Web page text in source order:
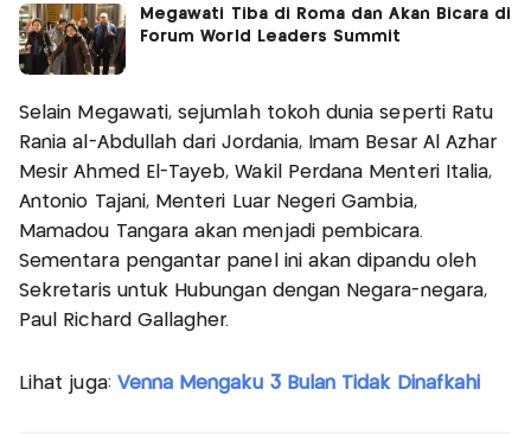
Megawati Tiba di Roma dan Akan Bicara di
Forum World Leaders Summit
Selain Megawati, sejumlah tokoh dunia seperti Ratu
Rania al-Abdullah dari Jordania, Imam Besar Al Azhar
Mesir Ahmed El-Tayeb, Wakil Perdana Menteri Italia,
Antonio Tajani, Menteri Luar Negeri Gambia,
Mamadou Tangara akan menjadi pembicara.
Sementara pengantar panel ini akan dipandu oleh
Sekretaris untuk Hubungan dengan Negara-negara,
Paul Richard Gallagher.
Lihat juga: Venna Mengaku 3 Bulan Tidak Dinafkahi